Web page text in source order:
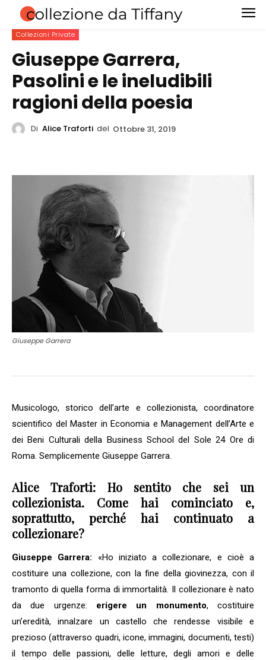
Collezioni Private
Giuseppe Garrera,
Pasolini e le ineludibili
ragioni della poesia
Di Alice Traforti del Ottobre 31, 2019
Giuseppe Garrera
Musicologo, storico dell’arte e collezionista, coordinatore
scientifico del Master in Economia e Management dell’Arte e
dei Beni Culturali della Business School del Sole 24 Ore di
Roma. Semplicemente Giuseppe Garrera.
Alice Traforti: Ho sentito che sei un
collezionista. Come hai cominciato e,
soprattutto, perché hai continuato a
collezionare?
Giuseppe Garrera: «Ho iniziato a collezionare, e cioè a
costituire una collezione, con la fine della giovinezza, con il
tramonto di quella forma di immortalità. Il collezionare è nato
da due urgenze: erigere un monumento, costituire
un’eredità, innalzare un castello che rendesse visibile e
prezioso (attraverso quadri, icone, immagini, documenti, testi)
il tempo delle passioni, delle letture, degli amori e delle